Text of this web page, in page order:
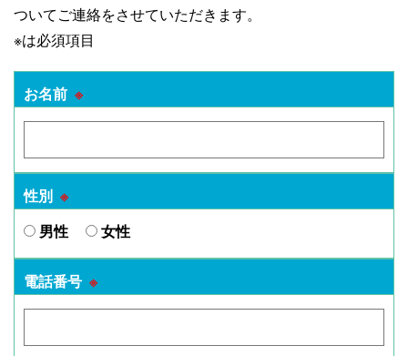
ついてご連絡をさせていただきます。
※は必須項目
お名前 ※
性別 ※
男性
女性
電話番号 ※